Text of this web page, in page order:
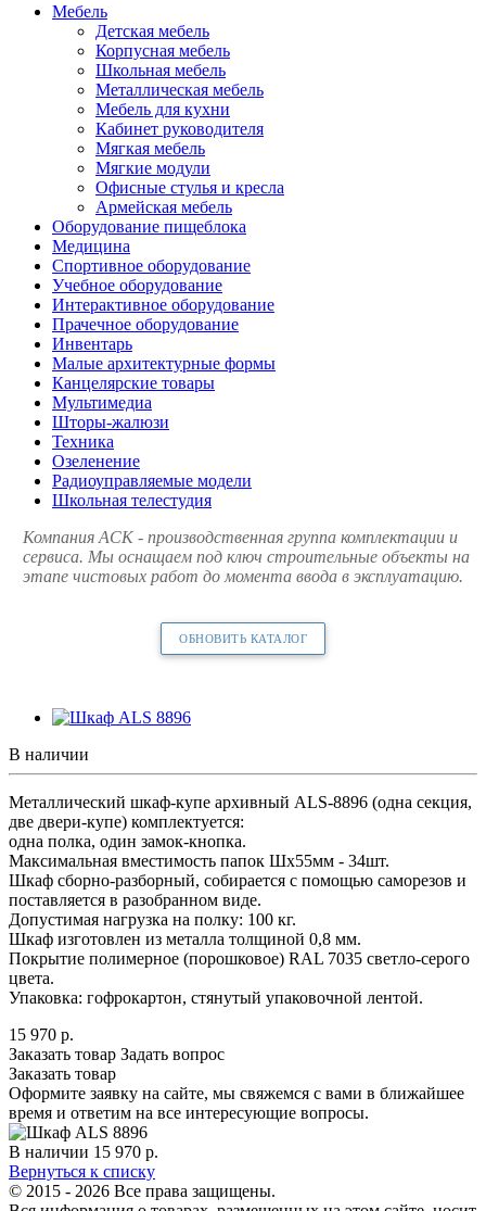
Мебель
Детская мебель
Корпусная мебель
Школьная мебель
Металлическая мебель
Мебель для кухни
Кабинет руководителя
Мягкая мебель
Мягкие модули
Офисные стулья и кресла
Армейская мебель
Оборудование пищеблока
Медицина
Спортивное оборудование
Учебное оборудование
Интерактивное оборудование
Прачечное оборудование
Инвентарь
Малые архитектурные формы
Канцелярские товары
Мультимедиа
Шторы-жалюзи
Техника
Озеленение
Радиоуправляемые модели
Школьная телестудия
Компания АСК - производственная группа комплектации и
сервиса. Мы оснащаем под ключ строительные объекты на
этапе чистовых работ до момента ввода в эксплуатацию.
ОБНОВИТЬ КАТАЛОГ
В наличии
Металлический шкаф-купе архивный ALS-8896 (одна секция,
две двери-купе) комплектуется:
одна полка, один замок-кнопка.
Максимальная вместимость папок Шх55мм - 34шт.
Шкаф сборно-разборный, собирается с помощью саморезов и
поставляется в разобранном виде.
Допустимая нагрузка на полку: 100 кг.
Шкаф изготовлен из металла толщиной 0,8 мм.
Покрытие полимерное (порошковое) RAL 7035 светло-серого
цвета.
Упаковка: гофрокартон, стянутый упаковочной лентой.
15 970 р.
Заказать товар Задать вопрос
Заказать товар
Оформите заявку на сайте, мы свяжемся с вами в ближайшее
время и ответим на все интересующие вопросы.
В наличии 15 970 р.
Вернуться к списку
© 2015 - 2026 Все права защищены.